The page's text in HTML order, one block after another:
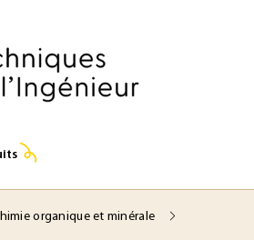
organique et minérale